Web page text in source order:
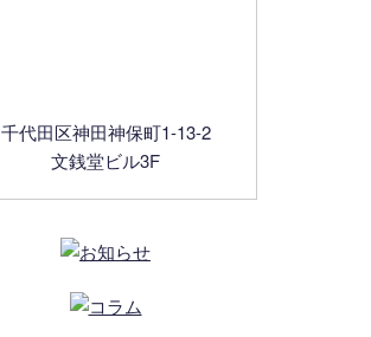
千代田区神田神保町1-13-2
文銭堂ビル3F